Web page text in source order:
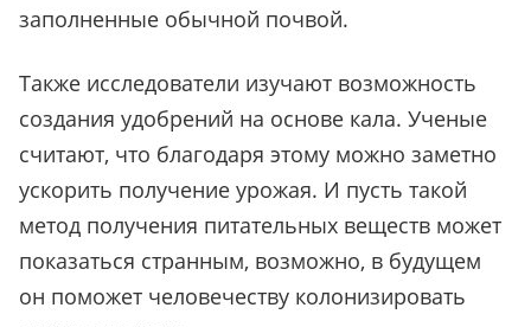
заполненные обычной почвой.
Также исследователи изучают возможность
создания удобрений на основе кала. Ученые
считают, что благодаря этому можно заметно
ускорить получение урожая. И пусть такой
метод получения питательных веществ может
показаться странным, возможно, в будущем
он поможет человечеству колонизировать